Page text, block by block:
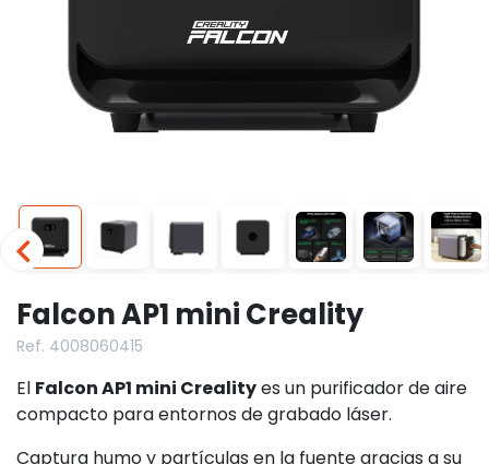
Falcon AP1 mini Creality
Ref. 4008060415
El Falcon AP1 mini Crealityes un purificador de aire
compacto para entornos de grabado láser.
Captura humo y partículas en la fuente gracias a su